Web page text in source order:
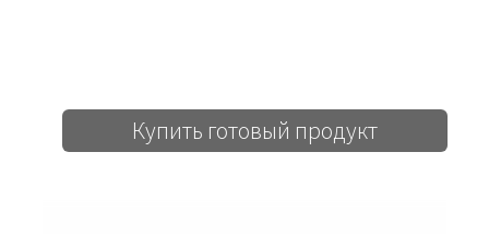
Купить готовый продукт